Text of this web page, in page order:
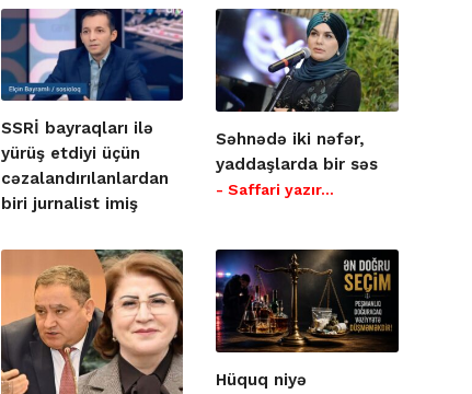
SSRİ bayraqları ilə
yürüş etdiyi üçün
cəzalandırılanlardan
biri jurnalist imiş
Səhnədə iki nəfər,
yaddaşlarda bir səs
- Saffari yazır…
Hüquq niyə